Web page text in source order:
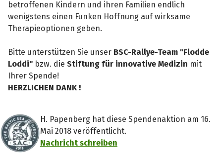
betroffenen Kindern und ihren Familien endlich
wenigstens einen Funken Hoffnung auf wirksame
Therapieoptionen geben.
Bitte unterstützen Sie unser BSC-Rallye-Team "Flodde
Loddi" bzw. dieStiftung für innovative Medizin mit
Ihrer Spende!
HERZLICHEN DANK !
H. Papenberg hat diese Spendenaktion am 16.
Mai 2018 veröffentlicht.
Nachricht schreiben